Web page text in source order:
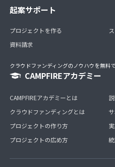
起案サポート
プロジェクトを作る
資料請求
クラウドファンディングのノウハウを無料
CAMPFIREアカデミー
CAMPFIREアカデミーとは
クラウドファンディングとは
プロジェクトの作り方
プロジェクトの広め方